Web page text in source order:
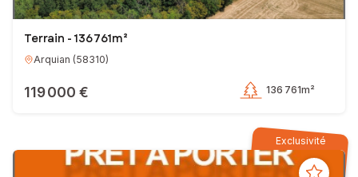
Terrain - 136 761m²
Arquian (58310)
119 000 € 136 761m²
Exclusivité